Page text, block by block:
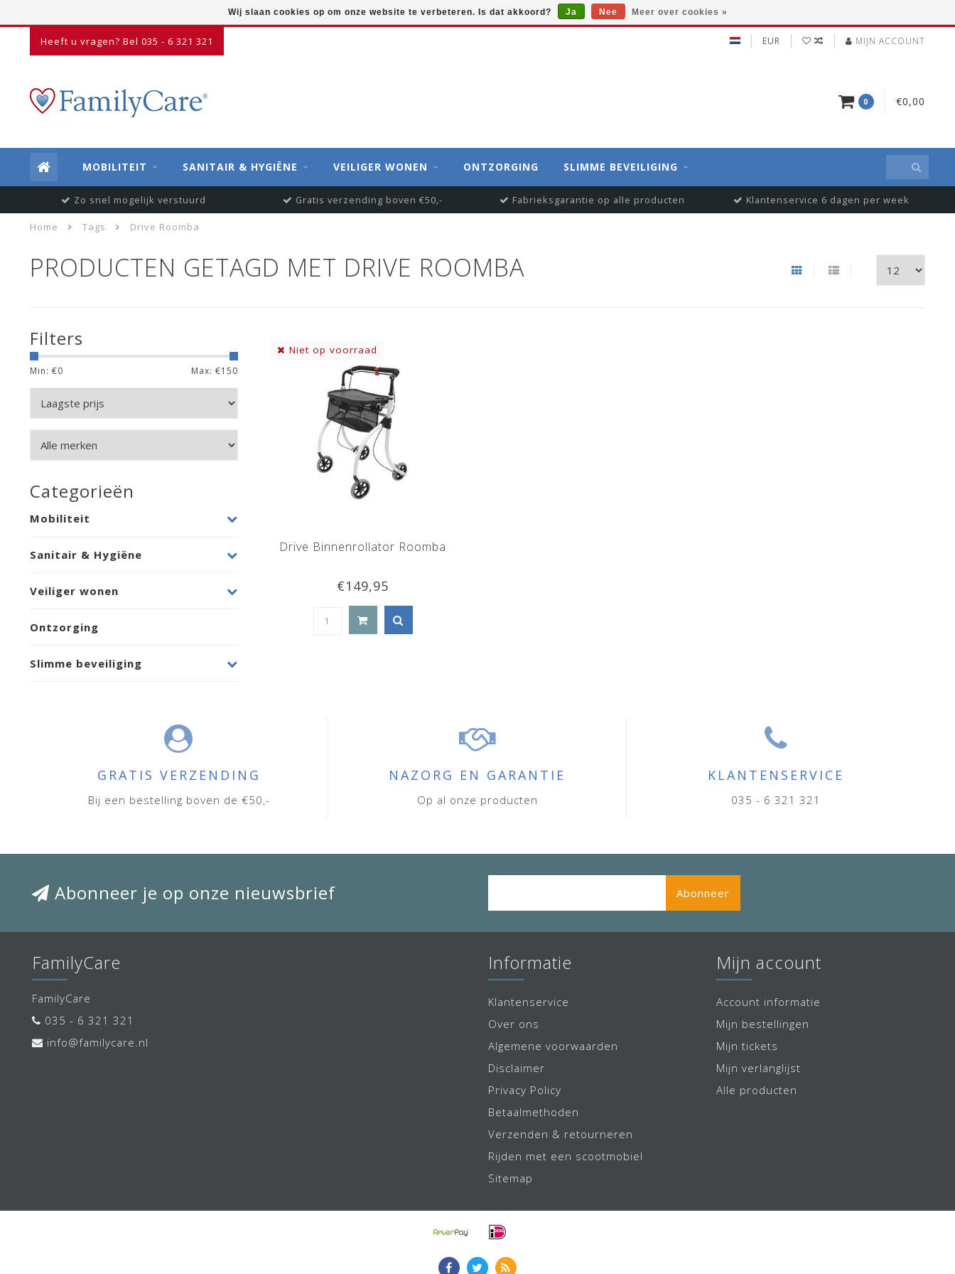
Heeft u vragen? Bel 035 - 6 321 321 EUR MIJN ACCOUNT
0 €0,00
MOBILITEIT SANITAIR & HYGIËNE VEILIGER WONEN ONTZORGING SLIMME BEVEILIGING
Zo snel mogelijk verstuurd Gratis verzending boven €50,- Fabrieksgarantie op alle producten Klantenservice 6 dagen per week
Home Tags Drive Roomba
PRODUCTEN GETAGD MET DRIVE ROOMBA
Filters
Min: €0 Max: €150
Categorieën
Mobiliteit
Sanitair & Hygiëne
Veiliger wonen
Ontzorging
Slimme beveiliging
Niet op voorraad
Drive Binnenrollator Roomba
€149,95
Wij slaan cookies op om onze website te verbeteren. Is dat akkoord? Ja Nee Meer over cookies »
GRATIS VERZENDING
Bij een bestelling boven de €50,-
NAZORG EN GARANTIE
Op al onze producten
KLANTENSERVICE
035 - 6 321 321
Abonneer je op onze nieuwsbrief Abonneer
FamilyCare
FamilyCare
035 - 6 321 321
info@familycare.nl
Informatie
Klantenservice
Over ons
Algemene voorwaarden
Disclaimer
Privacy Policy
Betaalmethoden
Verzenden & retourneren
Rijden met een scootmobiel
Sitemap
Mijn account
Account informatie
Mijn bestellingen
Mijn tickets
Mijn verlanglijst
Alle producten